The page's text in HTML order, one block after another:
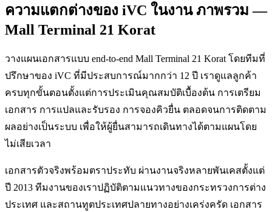
ความแตกต่างของ iVC ในงาน ภาพรวม —
Mall Terminal 21 Korat
วางแผนเอกสารแบบ end-to-end Mall Terminal 21 Korat โดยทีมที่
ปรึกษาของ iVC ที่มีประสบการณ์มากกว่า 12 ปี เราดูแลลูกค้า
ครบทุกขั้นตอนตั้งแต่การประเมินคุณสมบัติเบื้องต้น การเตรียม
เอกสาร การแปลและรับรอง การจองคิวยื่น ตลอดจนการติดตาม
ผลอย่างเป็นระบบ เพื่อให้ผู้ยื่นสามารถเดินทางได้ตามแผนโดย
ไม่เสียเวลา
เอกสารตัวจริงพร้อมตราประทับ ผ่านงานจริงหลายพันเคสตั้งแต่
ปี 2013 ทีมงานของเราปฏิบัติตามแนวทางของกระทรวงการต่าง
ประเทศ และสถานทูตประเทศปลายทางอย่างเคร่งครัด เอกสาร